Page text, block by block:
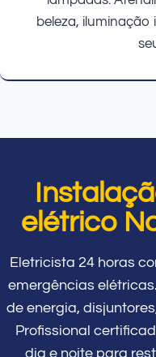
beleza,
elétrico
Eletricista 24 horas
emergências
de energia,
Profissional
dia e noite para